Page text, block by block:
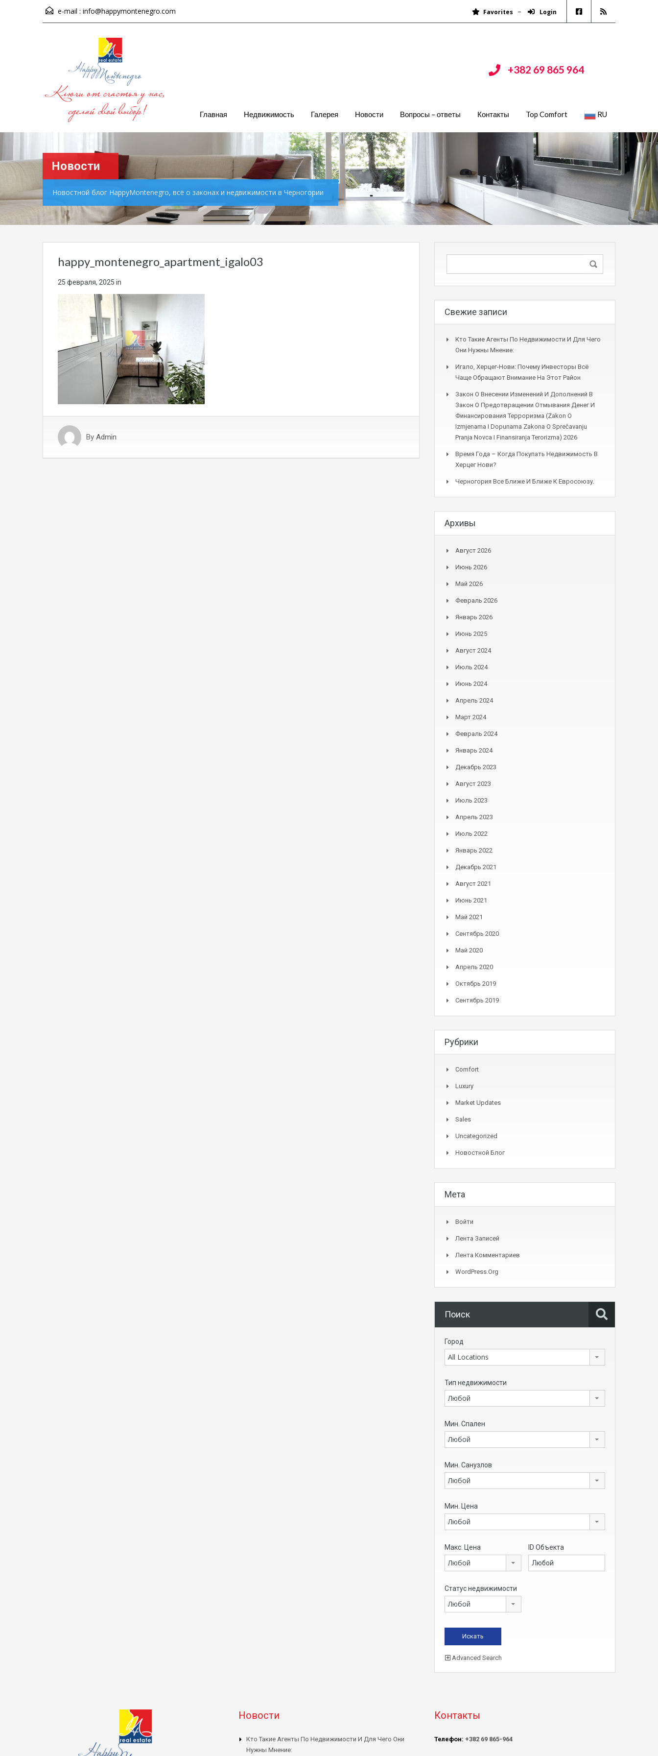
e-mail : info@happymontenegro.com Favorites Login
+382 69 865 964
Главная Недвижимость Галерея Новости Вопросы – ответы Контакты Top Comfort RU
Новости
Новостной блог HappyMontenegro, всё о законах и недвижимости в Черногории
happy_montenegro_apartment_igalo03
25 февраля, 2025 in
By Admin
Свежие записи
Кто Такие Агенты По Недвижимости И Для Чего
Они Нужны Мнение:
Игало, Херцег-Нови: Почему Инвесторы Всё
Чаще Обращают Внимание На Этот Район
Закон О Внесении Изменений И Дополнений В
Закон О Предотвращении Отмывания Денег И
Финансирования Терроризма (Zakon O
Izmjenama I Dopunama Zakona O Sprečavanju
Pranja Novca I Finansiranja Terorizma) 2026
Время Года – Когда Покупать Недвижимость В
Херцег Нови?
Черногория Все Ближе И Ближе К Евросоюзу.
Архивы
Август 2026
Июнь 2026
Май 2026
Февраль 2026
Январь 2026
Июнь 2025
Август 2024
Июль 2024
Июнь 2024
Апрель 2024
Март 2024
Февраль 2024
Январь 2024
Декабрь 2023
Август 2023
Июль 2023
Апрель 2023
Июль 2022
Январь 2022
Декабрь 2021
Август 2021
Июнь 2021
Май 2021
Сентябрь 2020
Май 2020
Апрель 2020
Октябрь 2019
Сентябрь 2019
Рубрики
Comfort
Luxury
Market Updates
Sales
Uncategorized
Новостной Блог
Мета
Войти
Лента Записей
Лента Комментариев
WordPress.org
Поиск
Город
All Locations
Тип недвижимости
Любой
Мин. Спален
Любой
Мин. Санузлов
Любой
Мин. Цена
Любой
Макс. Цена
Любой
ID Объекта
Статус недвижимости
Любой
Advanced Search
Новости
Кто Такие Агенты По Недвижимости И Для Чего Они
Нужны Мнение:
Контакты
Телефон: +382 69 865-964